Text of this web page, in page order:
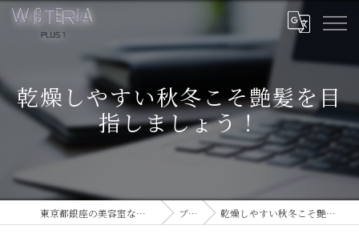
乾燥しやすい秋冬こそ艶髪を目
指しましょう！
東京都銀座の美容室ならWISTERIA PLUS 1 ブログ 乾燥しやすい秋冬こそ艶髪を目指しましょう！